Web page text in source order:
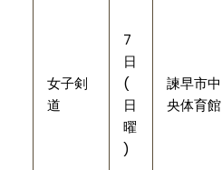
女子剣
道
7
日
(
日
曜
)
諫早市中
央体育館